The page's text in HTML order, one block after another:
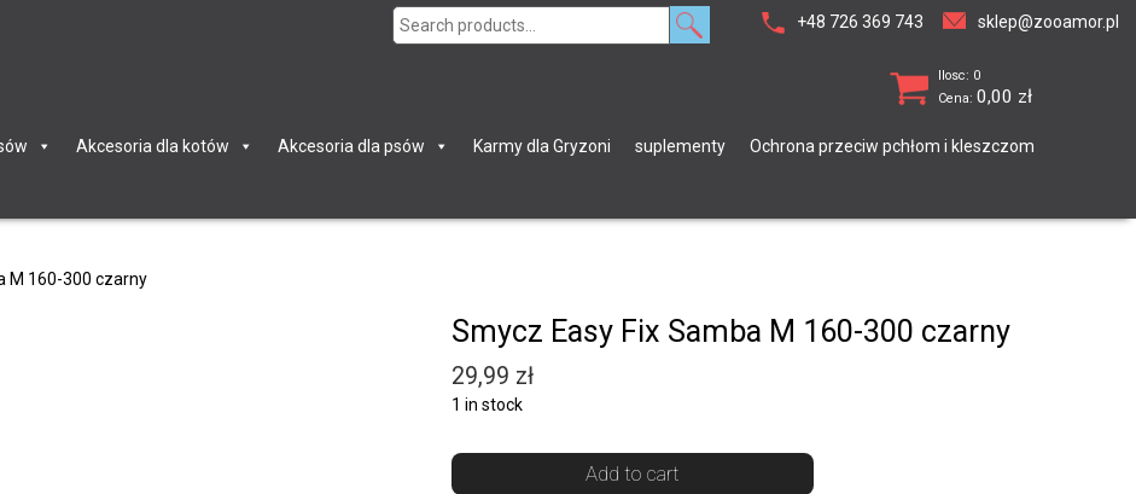
+48 726 369 743 sklep@zooamor.pl
Search
Ilosc: 0
Cena: 0,00 zł
Akcesoria dla kotów Akcesoria dla psów Karmy dla Gryzoni suplementy Ochrona przeciw pchłom i kleszczom
M 160-300 czarny
Smycz Easy Fix Samba M 160-300 czarny
29,99 zł
1 in stock
Add to cart